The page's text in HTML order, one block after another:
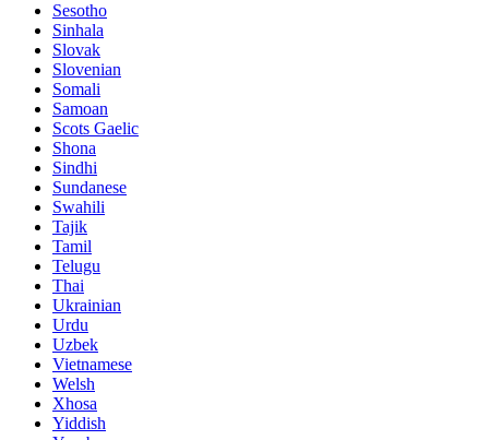
Sesotho
Sinhala
Slovak
Slovenian
Somali
Samoan
Scots Gaelic
Shona
Sindhi
Sundanese
Swahili
Tajik
Tamil
Telugu
Thai
Ukrainian
Urdu
Uzbek
Vietnamese
Welsh
Xhosa
Yiddish